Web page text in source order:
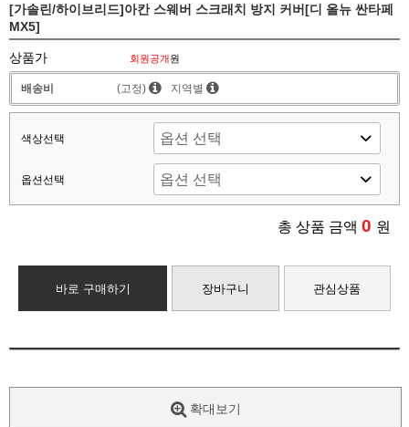
[가솔린/하이브리드]아칸 스웨버 스크래치 방지 커버[디 올뉴 싼타페
MX5]
상품가 회원공개원
배송비 (고정) 지역별
색상선택
옵션선택
총 상품 금액 0 원
바로 구매하기 장바구니 관심상품
확대보기